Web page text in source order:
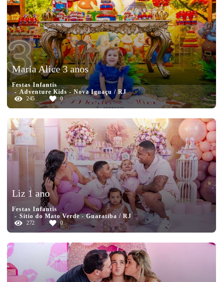
Maria Alice 3 anos
Festas Infantis
Adventure Kids - Nova Iguaçu / RJ
245 0
Liz 1 ano
Festas Infantis
Sitio do Mato Verde - Guaratiba / RJ
272 0